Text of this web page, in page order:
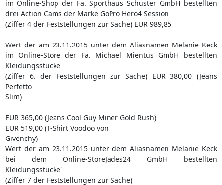
im Online-Shop der Fa. Sporthaus Schuster GmbH bestellten
drei Action Cams der Marke GoPro Hero4 Session
(Ziffer 4 der Feststellungen zur Sache) EUR 989,85
Wert der am 23.11.2015 unter dem Aliasnamen Melanie Keck
im Online-Store der Fa. Michael Mientus GmbH bestellten
Kleidungsstücke
(Ziffer 6. der Feststellungen zur Sache) EUR 380,00 (Jeans
Perfetto
Slim)
EUR 365,00 (Jeans Cool Guy Miner Gold Rush)
EUR 519,00 (T-Shirt Voodoo von
Givenchy)
Wert der am 23.11.2015 unter dem Aliasnamen Melanie Keck
bei dem Online-StoreJades24 GmbH bestellten
Kleidungsstücke'
(Ziffer 7 der Feststellungen zur Sache)